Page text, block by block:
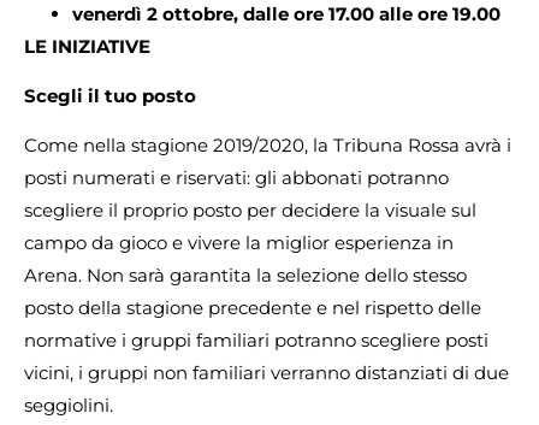
venerdì 2 ottobre, dalle ore 17.00 alle ore 19.00
LE INIZIATIVE
Scegli il tuo posto
Come nella stagione 2019/2020, la Tribuna Rossa avrà i
posti numerati e riservati: gli abbonati potranno
scegliere il proprio posto per decidere la visuale sul
campo da gioco e vivere la miglior esperienza in
Arena. Non sarà garantita la selezione dello stesso
posto della stagione precedente e nel rispetto delle
normative i gruppi familiari potranno scegliere posti
vicini, i gruppi non familiari verranno distanziati di due
seggiolini.